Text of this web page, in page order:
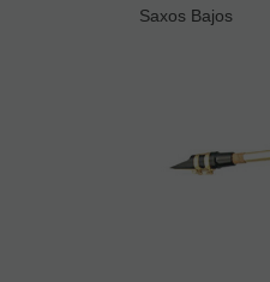
Saxos Bajos